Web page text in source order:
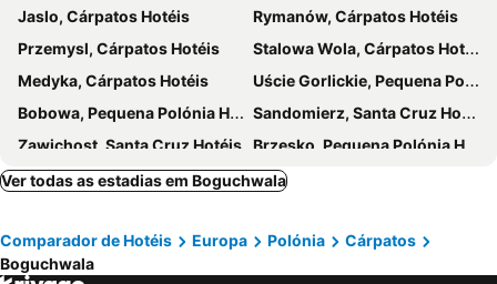
Jaslo, Cárpatos Hotéis
Rymanów, Cárpatos Hotéis
Przemysl, Cárpatos Hotéis
Stalowa Wola, Cárpatos Hotéis
Medyka, Cárpatos Hotéis
Uście Gorlickie, Pequena Polónia Hotéis
Bobowa, Pequena Polónia Hotéis
Sandomierz, Santa Cruz Hotéis
Zawichost, Santa Cruz Hotéis Brzesko, Pequena Polónia Hotéis
Staryi Sambir, Lviv Oblast Hotéis
Lutowiska, Cárpatos Hotéis
Rzeszów, Cárpatos Hotéis
Sanok, Cárpatos Hotéis
Tarnów, Pequena Polónia Hotéis
Jaroslaw, Cárpatos Hotéis
Ver todas as estadias em Boguchwala
Comparador de Hotéis Europa Polónia
Cárpatos
Boguchwala